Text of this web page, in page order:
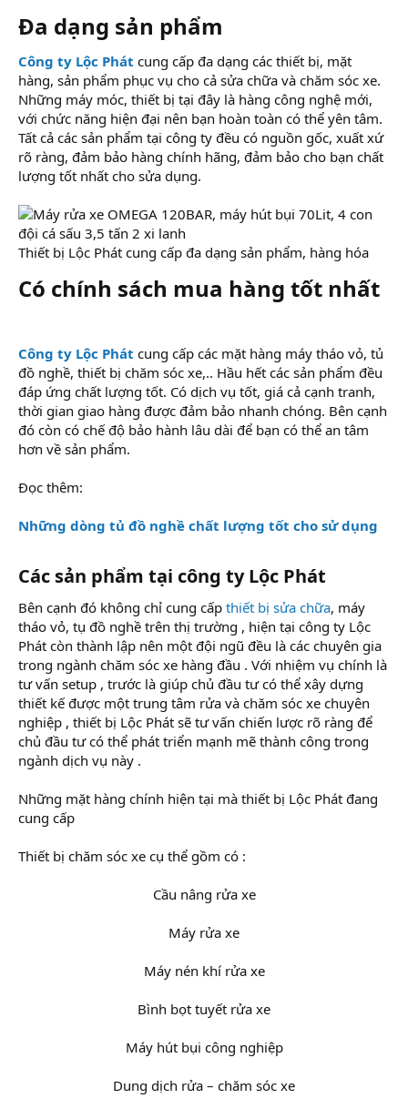
Đa dạng sản phẩm​
Công ty Lộc Phát cung cấp đa dạng các thiết bị, mặt
hàng, sản phẩm phục vụ cho cả sửa chữa và chăm sóc xe.
Những máy móc, thiết bị tại đây là hàng công nghệ mới,
với chức năng hiện đại nên bạn hoàn toàn có thể yên tâm.
Tất cả các sản phẩm tại công ty đều có nguồn gốc, xuất xứ
rõ ràng, đảm bảo hàng chính hãng, đảm bảo cho bạn chất
lượng tốt nhất cho sửa dụng.
Thiết bị Lộc Phát cung cấp đa dạng sản phẩm, hàng hóa
Có chính sách mua hàng tốt nhất​
Công ty Lộc Phát cung cấp các mặt hàng máy tháo vỏ, tủ
đồ nghề, thiết bị chăm sóc xe,.. Hầu hết các sản phẩm đều
đáp ứng chất lượng tốt. Có dịch vụ tốt, giá cả cạnh tranh,
thời gian giao hàng được đảm bảo nhanh chóng. Bên cạnh
đó còn có chế độ bảo hành lâu dài để bạn có thể an tâm
hơn về sản phẩm.
Đọc thêm:
Những dòng tủ đồ nghề chất lượng tốt cho sử dụng
Các sản phẩm tại công ty Lộc Phát​
Bên cạnh đó không chỉ cung cấp thiết bị sửa chữa, máy
tháo vỏ, tụ đồ nghề trên thị trường , hiện tại công ty Lộc
Phát còn thành lập nên một đội ngũ đều là các chuyên gia
trong ngành chăm sóc xe hàng đầu . Với nhiệm vụ chính là
tư vấn setup , trước là giúp chủ đầu tư có thể xây dựng
thiết kế được một trung tâm rửa và chăm sóc xe chuyên
nghiệp , thiết bị Lộc Phát sẽ tư vấn chiến lược rõ ràng để
chủ đầu tư có thể phát triển mạnh mẽ thành công trong
ngành dịch vụ này .
Những mặt hàng chính hiện tại mà thiết bị Lộc Phát đang
cung cấp
Thiết bị chăm sóc xe cụ thể gồm có :
Cầu nâng rửa xe
Máy rửa xe
Máy nén khí rửa xe
Bình bọt tuyết rửa xe
Máy hút bụi công nghiệp
Dung dịch rửa – chăm sóc xe